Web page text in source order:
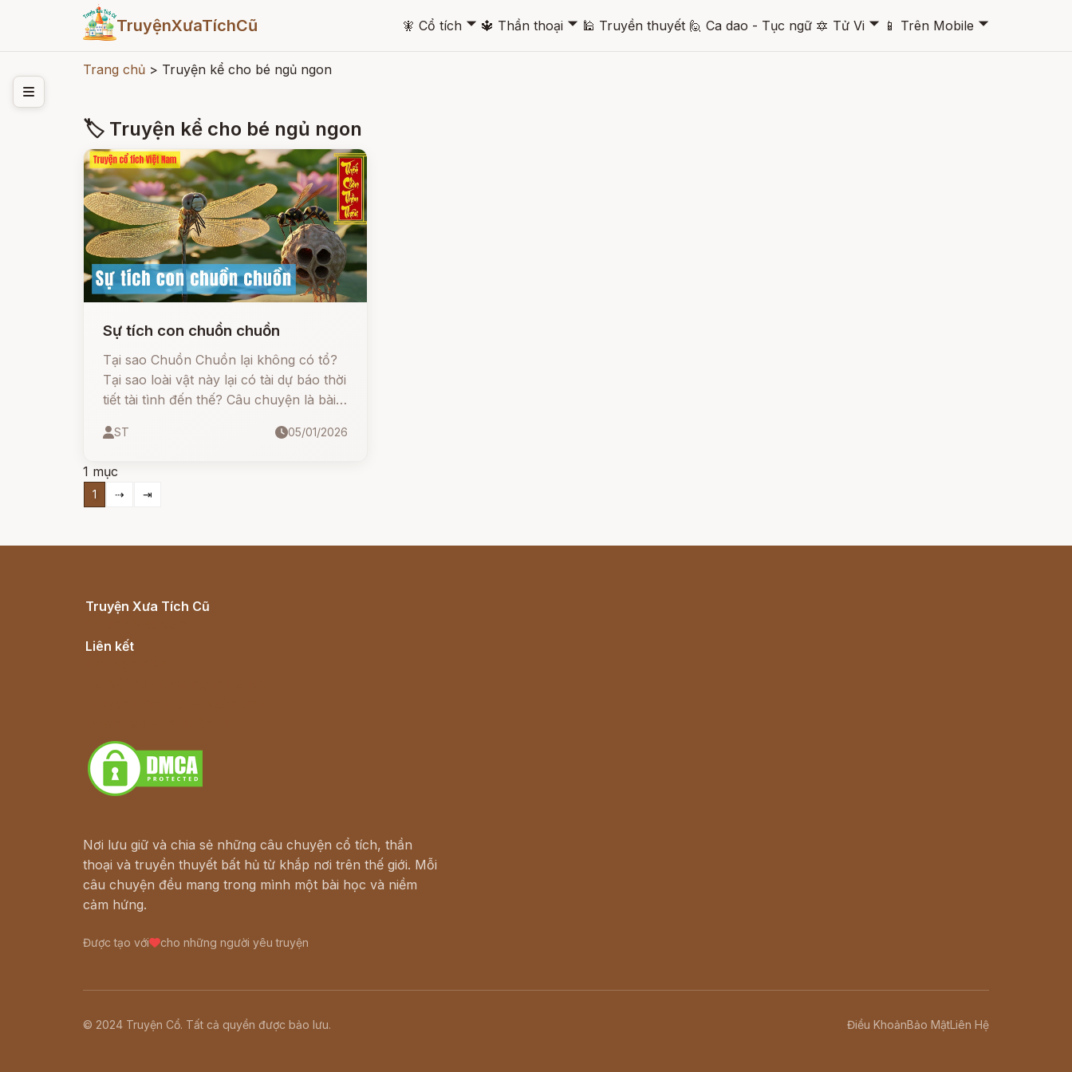
TruyệnXưaTíchCũ 🧚 Cổ tích 🞃 🔱 Thần thoại 🞃 🕌 Truyền thuyết 🙋 Ca dao - Tục ngữ 🔯 Tử Vi 🞃 📱 Trên Mobile 🞃
Trang chủ > Truyện kể cho bé ngủ ngon
🏷 Truyện kể cho bé ngủ ngon
Sự tích con chuồn chuồn
Tại sao Chuồn Chuồn lại không có tổ?
Tại sao loài vật này lại có tài dự báo thời
tiết tài tình đến thế? Câu chuyện là bài
khuyên của bạn bè và trách nhiệm
ST 05/01/2026
1 mục
1 ⇢ ⇥
Truyện Xưa Tích Cũ
Liên kết
Nơi lưu giữ và chia sẻ những câu chuyện cổ tích, thần
thoại và truyền thuyết bất hủ từ khắp nơi trên thế giới. Mỗi
câu chuyện đều mang trong mình một bài học và niềm
cảm hứng.
Được tạo với cho những người yêu truyện
© 2024 Truyện Cổ. Tất cả quyền được bảo lưu. Điều KhoảnBảo MậtLiên Hệ